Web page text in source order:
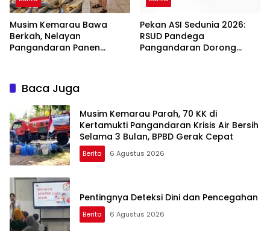
Musim Kemarau Bawa
Berkah, Nelayan
Pangandaran Panen
Pekan ASI Sedunia 2026:
RSUD Pandega
Pangandaran Dorong
Baca Juga
Musim Kemarau Parah, 70 KK di
Kertamukti Pangandaran Krisis Air Bersih
Selama 3 Bulan, BPBD Gerak Cepat
Berita 6 Agustus 2026
Pentingnya Deteksi Dini dan Pencegahan
Berita 6 Agustus 2026